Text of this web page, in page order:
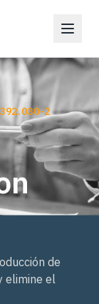
392.030-2
de
elimine el